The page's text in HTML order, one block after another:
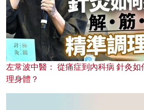
左常波中醫： 從痛症到內科病 針灸如
理身體？